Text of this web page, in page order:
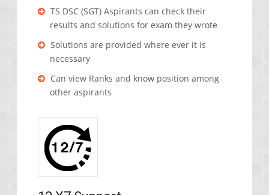
TS DSC (SGT) Aspirants can check their
results and solutions for exam they wrote
Solutions are provided where ever it is
necessary
Can view Ranks and know position among
other aspirants